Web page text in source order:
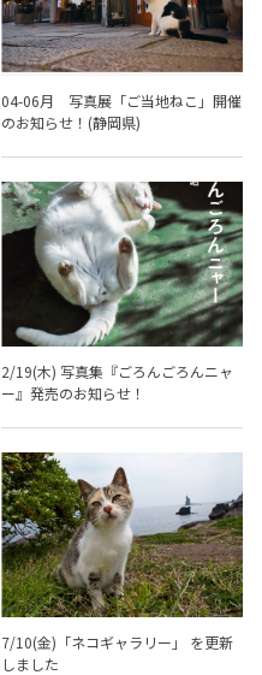
04-06月 写真展「ご当地ねこ」開催
のお知らせ！(静岡県)
2/19(木) 写真集『ごろんごろんニャ
ー』発売のお知らせ！
7/10(金)「ネコギャラリー」 を更新
しました